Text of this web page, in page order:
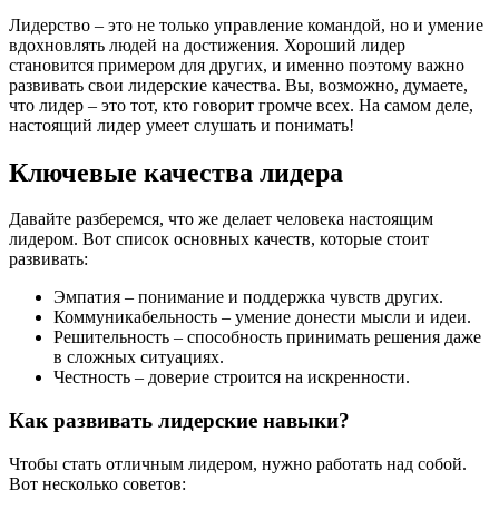
Лидерство – это не только управление командой, но и умение
вдохновлять людей на достижения. Хороший лидер
становится примером для других, и именно поэтому важно
развивать свои лидерские качества. Вы, возможно, думаете,
что лидер – это тот, кто говорит громче всех. На самом деле,
настоящий лидер умеет слушать и понимать!
Ключевые качества лидера
Давайте разберемся, что же делает человека настоящим
лидером. Вот список основных качеств, которые стоит
развивать:
Эмпатия – понимание и поддержка чувств других.
Коммуникабельность – умение донести мысли и идеи.
Решительность – способность принимать решения даже
в сложных ситуациях.
Честность – доверие строится на искренности.
Как развивать лидерские навыки?
Чтобы стать отличным лидером, нужно работать над собой.
Вот несколько советов: